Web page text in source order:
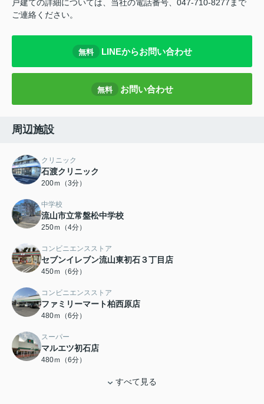
戸建ての詳細については、当社の電話番号、047-710-8277まで
ご連絡ください。
無料 LINEからお問い合わせ
無料 お問い合わせ
周辺施設
クリニック
石渡クリニック
200ｍ（3分）
中学校
流山市立常盤松中学校
250ｍ（4分）
コンビニエンスストア
セブンイレブン流山東初石３丁目店
450ｍ（6分）
コンビニエンスストア
ファミリーマート柏西原店
480ｍ（6分）
スーパー
マルエツ初石店
480ｍ（6分）
すべて見る